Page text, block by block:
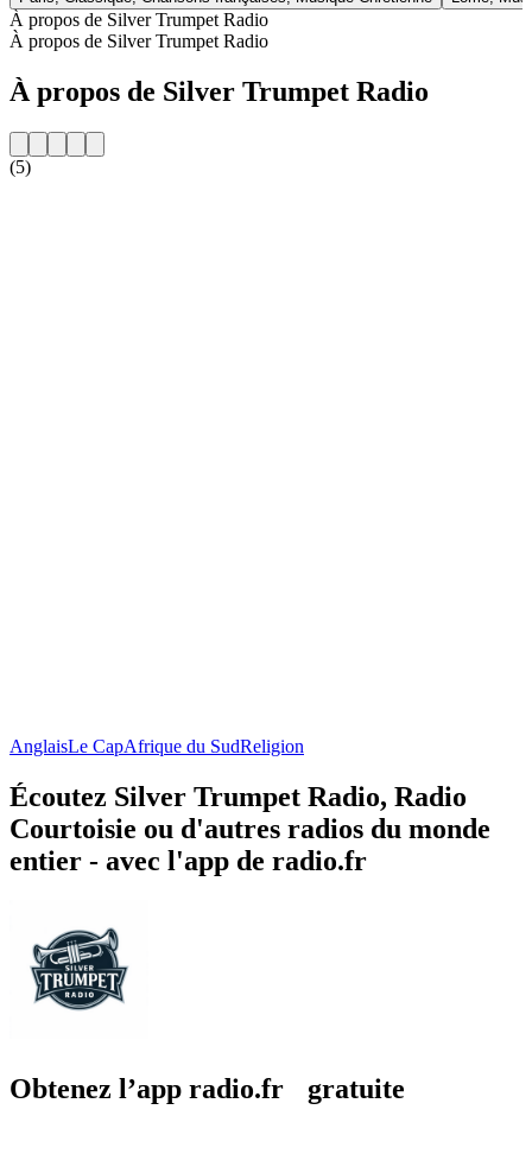
À propos de Silver Trumpet Radio
À propos de Silver Trumpet Radio
À propos de Silver Trumpet Radio
(5)
AnglaisLe CapAfrique du SudReligion
Écoutez Silver Trumpet Radio, Radio
Courtoisie ou d'autres radios du monde
entier - avec l'app de radio.fr
Obtenez l’app radio.fr gratuite